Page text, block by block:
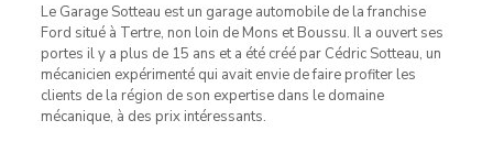
Le Garage Sotteau est un garage automobile de la franchise
Ford situé à Tertre, non loin de Mons et Boussu. Il a ouvert ses
portes il y a plus de 15 ans et a été créé par Cédric Sotteau, un
mécanicien expérimenté qui avait envie de faire profiter les
clients de la région de son expertise dans le domaine
mécanique, à des prix intéressants.